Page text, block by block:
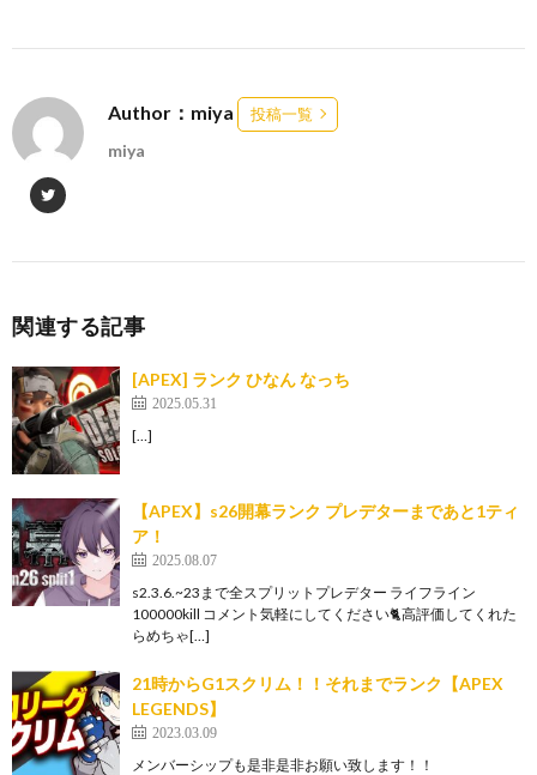
Author：miya 投稿一覧
miya
関連する記事
[APEX] ランク ひなん なっち
2025.05.31
[…]
【APEX】s26開幕ランク プレデターまであと1ティ
ア！
2025.08.07
s2.3.6.~23まで全スプリットプレデター ライフライン
100000kill コメント気軽にしてください🐈高評価してくれた
らめちゃ[…]
21時からG1スクリム！！それまでランク【APEX
LEGENDS】
2023.03.09
メンバーシップも是非是非お願い致します！！